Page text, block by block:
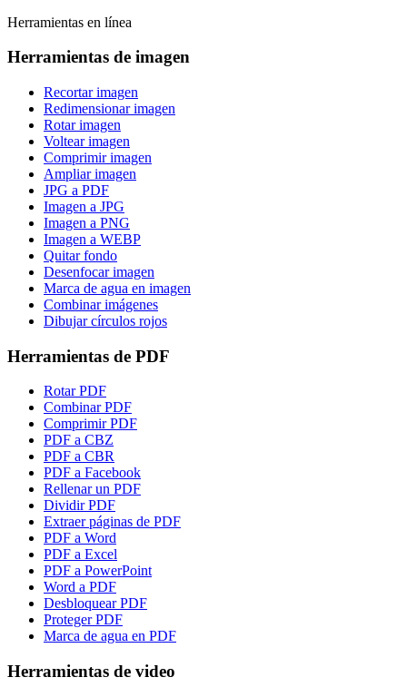
Herramientas en línea
Herramientas de imagen
Recortar imagen
Redimensionar imagen
Rotar imagen
Voltear imagen
Comprimir imagen
Ampliar imagen
JPG a PDF
Imagen a JPG
Imagen a PNG
Imagen a WEBP
Quitar fondo
Desenfocar imagen
Marca de agua en imagen
Combinar imágenes
Dibujar círculos rojos
Herramientas de PDF
Rotar PDF
Combinar PDF
Comprimir PDF
PDF a CBZ
PDF a CBR
PDF a Facebook
Rellenar un PDF
Dividir PDF
Extraer páginas de PDF
PDF a Word
PDF a Excel
PDF a PowerPoint
Word a PDF
Desbloquear PDF
Proteger PDF
Marca de agua en PDF
Herramientas de video